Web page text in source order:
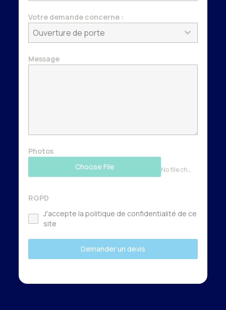
Votre demande concerne :
Ouverture de porte
Message
Photos
Choose File
No file chosen
RGPD
J'accepte la politique de confidentialité de ce
site
Demander un devis